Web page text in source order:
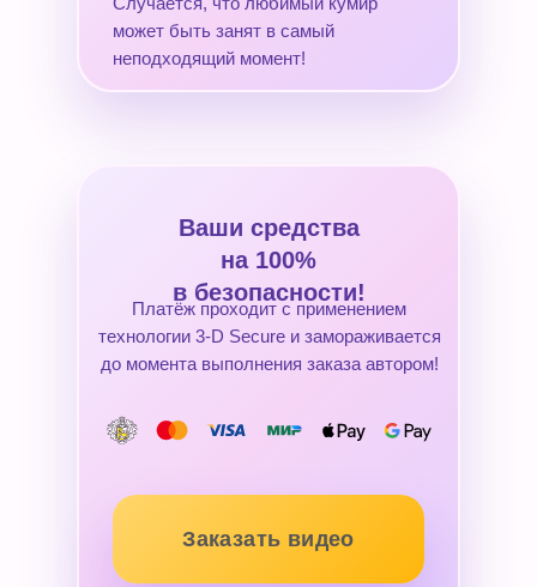
может быть занят в самый
неподходящий момент!
Платёж проходит с применением
технологии 3-D Secure и замораживается
до момента выполнения заказа автором!
Ваши средства
на 100%
в безопасности!
Заказать видео